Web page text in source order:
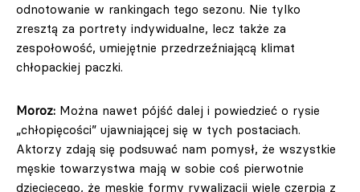
odnotowanie w rankingach tego sezonu. Nie tylko
zresztą za portrety indywidualne, lecz także za
zespołowość, umiejętnie przedrzeźniającą klimat
chłopackiej paczki.
Moroz: Można nawet pójść dalej i powiedzieć o rysie
„chłopięcości” ujawniającej się w tych postaciach.
Aktorzy zdają się podsuwać nam pomysł, że wszystkie
męskie towarzystwa mają w sobie coś pierwotnie
dziecięcego, że męskie formy rywalizacji wiele czerpią z